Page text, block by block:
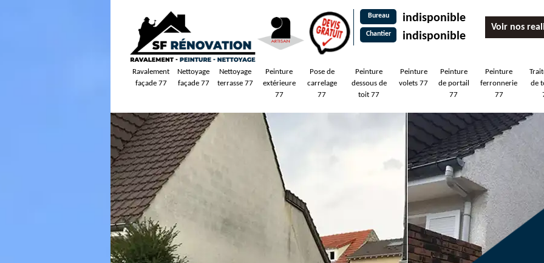
Bureau indisponible
Chantier indisponible
Voir nos
Ravalement
façade 77
Nettoyage
façade 77
Nettoyage
terrasse 77
Peinture
extérieure
77
Pose de
carrelage
77
Peinture
dessous de
toit 77
Peinture
volets 77
Peinture
de portail
77
Peinture
ferronnerie
77
de